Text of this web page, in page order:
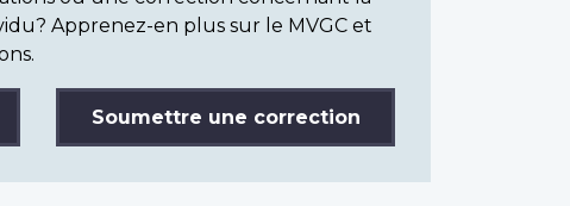
Apprenez-en plus sur le MVGC et
Soumettre une correction